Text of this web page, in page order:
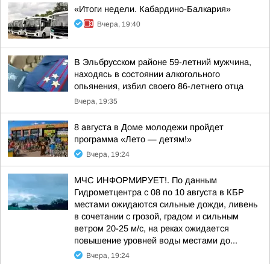
«Итоги недели. Кабардино-Балкария»
Вчера, 19:40
В Эльбрусском районе 59-летний мужчина,
находясь в состоянии алкогольного
опьянения, избил своего 86-летнего отца
Вчера, 19:35
8 августа в Доме молодежи пройдет
программа «Лето — детям!»
Вчера, 19:24
МЧС ИНФОРМИРУЕТ!. По данным
Гидрометцентра с 08 по 10 августа в КБР
местами ожидаются сильные дожди, ливень
в сочетании с грозой, градом и сильным
ветром 20-25 м/с, на реках ожидается
повышение уровней воды местами до...
Вчера, 19:24